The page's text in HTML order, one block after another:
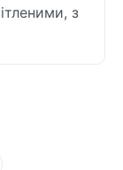
з